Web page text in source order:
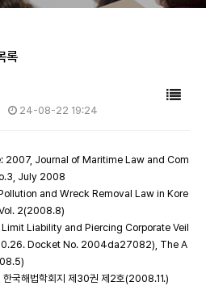
록
24-08-22 19:24
2007, Journal of Maritime Law and Com
July 2008
and Wreck Removal Law in Kore
2(2008.8)
Liability and Piercing Corporate Veil
Docket No. 2004da27082), The A
국해법학회지 제30권 제2호(2008.11.)